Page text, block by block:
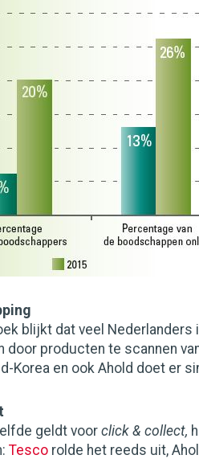
blijkt dat veel
door producten te scannen
Korea en ook Ahold doet er
geldt voor click & collect,
Tesco rolde het reeds uit,